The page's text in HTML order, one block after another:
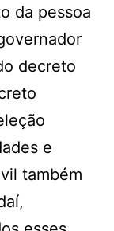
da pessoa
decreto
e
também